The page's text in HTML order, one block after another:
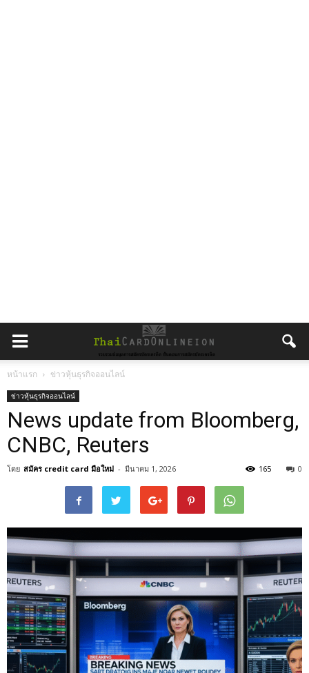
หน้าแรก ข่าวหุ้นธุรกิจออนไลน์
ข่าวหุ้นธุรกิจออนไลน์
News update from Bloomberg,
CNBC, Reuters
โดย สมัคร credit card มือใหม่ - มีนาคม 1, 2026 0
165